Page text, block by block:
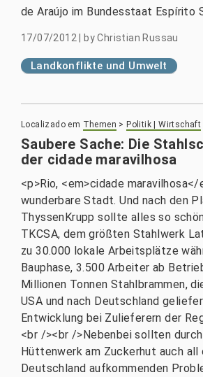
de Araújo im Bundesstaat Espírito
17/07/2012 byChristian Russau
Landkonflikte und Umwelt
Localizado em Themen > Politik | Wirtschaft
Saubere Sache: Die
der cidade maravilhosa
<p>Rio, <em>cidade maravilhosa</
wunderbare Stadt. Und nach den
ThyssenKrupp sollte alles so
TKCSA, dem größten Stahlwerk
zu 30.000 lokale Arbeitsplätze
Bauphase, 3.500 Arbeiter ab
Millionen Tonnen Stahlbrammen,
USA und nach Deutschland
Entwicklung bei Zulieferern der
<br /><br />Nebenbei sollten
Hüttenwerk am Zuckerhut auch all
Deutschland aufkommenden